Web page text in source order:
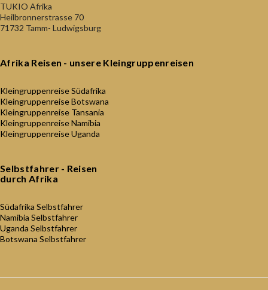
TUKIO Afrika
Heilbronnerstrasse 70
71732 Tamm- Ludwigsburg
Afrika Reisen - unsere Kleingruppenreisen
Kleingruppenreise Südafrika
Kleingruppenreise Botswana
Kleingruppenreise Tansania
Kleingruppenreise Namibia
Kleingruppenreise Uganda
Selbstfahrer - Reisen
durch Afrika
Südafrika Selbstfahrer
Namibia Selbstfahrer
Uganda Selbstfahrer
Botswana Selbstfahrer